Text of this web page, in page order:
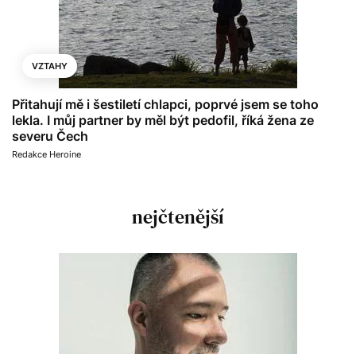
VZTAHY
Přitahují mě i šestiletí chlapci, poprvé jsem se toho
lekla. I můj partner by měl být pedofil, říká žena ze
severu Čech
Redakce Heroine
nejčtenější